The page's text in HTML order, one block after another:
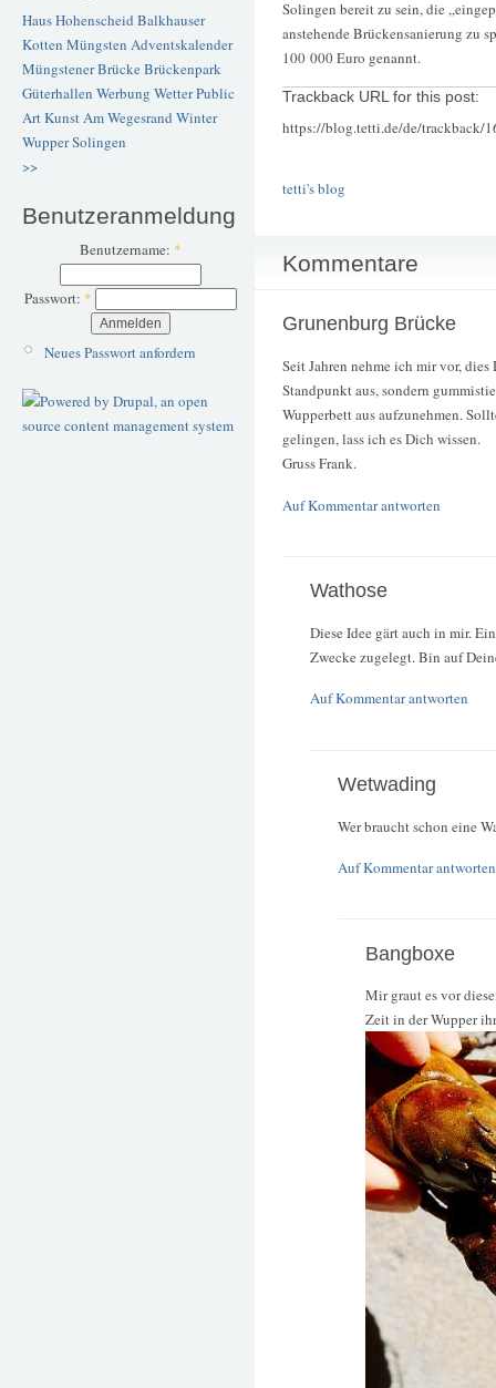
Haus Hohenscheid Balkhauser
Kotten Müngsten Adventskalender
Müngstener BrückeBrückenpark
Güterhallen Werbung WetterPublic
ArtKunstAm Wegesrand Winter
WupperSolingen
>>
Benutzeranmeldung
Benutzername: *
Passwort: *
Neues Passwort anfordern
Solingen bereit zu sein, die
anstehende Brückensanierung zu
100 000 Euro genannt.
Trackback URL for this post:
https://blog.tetti.de/de/trackback/
tetti's blog
Kommentare
Grunenburg Brücke
Seit Jahren nehme ich mir vor,
Standpunkt aus, sondern
Wupperbett aus aufzunehmen.
gelingen, lass ich es Dich wissen.
Gruss Frank.
Auf Kommentar antworten
Wathose
Diese Idee gärt auch in mir.
Zwecke zugelegt. Bin auf
Auf Kommentar antworten
Wetwading
Wer braucht schon eine
Auf Kommentar antworten
Bangboxe
Mir graut es vor
Zeit in der Wupper